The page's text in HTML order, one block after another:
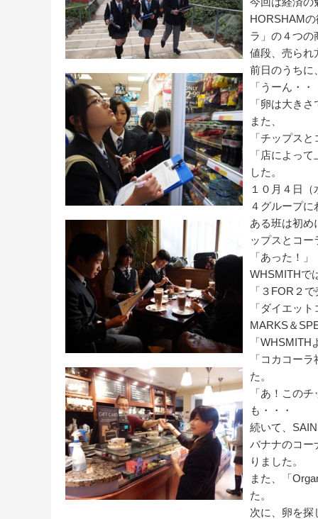
HORSHAM
ラ」の４つの
値段、売られ
前日のうちに
「うーん・
「卵は大き
また、
「チップス
「店によっ
した。
１０月４日
４グループに
ある班は初め
ップスとコー
「あった！」
WHSMITHで
「３FOR２
「ダイエッ
MARKS＆
「WHSMITH
「コカコー
た。
「あ！この
も・・・
続いて、
バナナのコー
りました。
また、「
た。
次に、卵を探